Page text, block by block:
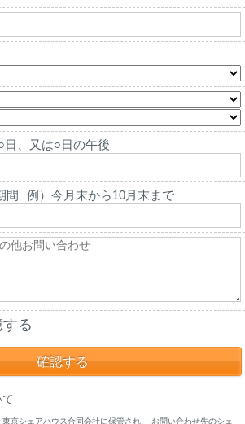
日、又は○日の午後
間 例）今月末から10月末まで
る
京シェアハウス合同会社に保管され、 お問い合わせ先のシェ